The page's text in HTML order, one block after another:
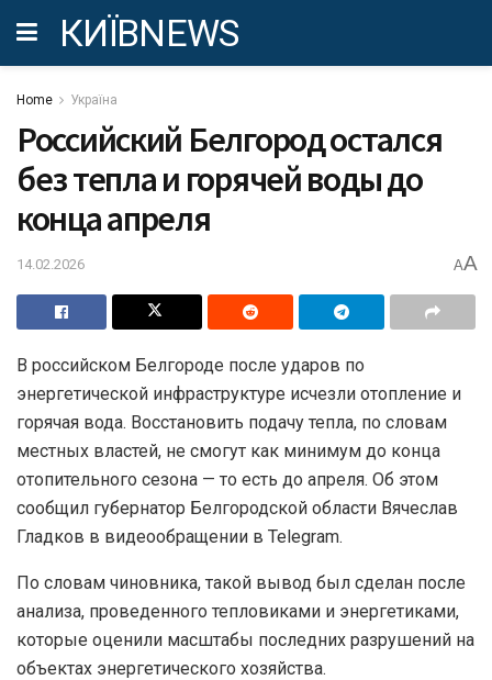
КИЇВNEWS
Home Україна
Российский Белгород остался
без тепла и горячей воды до
конца апреля
14.02.2026 AA
В российском Белгороде после ударов по
энергетической инфраструктуре исчезли отопление и
горячая вода. Восстановить подачу тепла, по словам
местных властей, не смогут как минимум до конца
отопительного сезона — то есть до апреля. Об этом
сообщил губернатор Белгородской области Вячеслав
Гладков в видеообращении в Telegram.
По словам чиновника, такой вывод был сделан после
анализа, проведенного тепловиками и энергетиками,
которые оценили масштабы последних разрушений на
объектах энергетического хозяйства.